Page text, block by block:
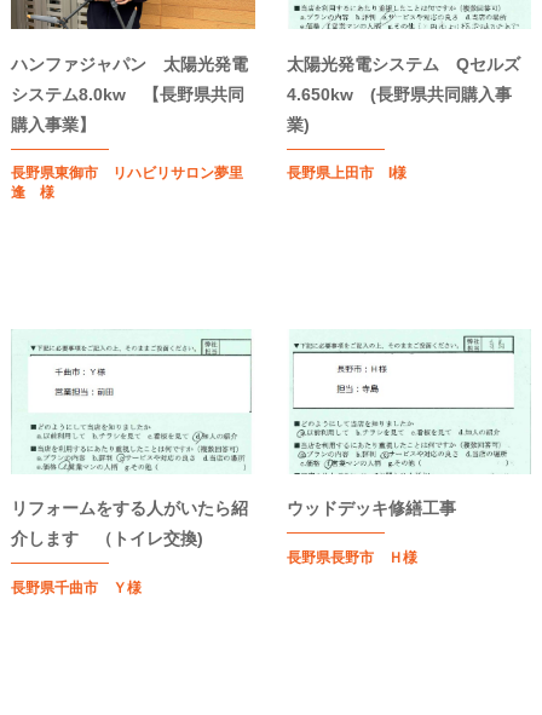
ハンファジャパン 太陽光発電
システム8.0kw 【長野県共同
購入事業】
長野県東御市 リハビリサロン夢里
逢 様
太陽光発電システム Qセルズ
4.650kw (長野県共同購入事
業)
長野県上田市 I様
リフォームをする人がいたら紹
介します （トイレ交換)
長野県千曲市 Ｙ様
ウッドデッキ修繕工事
長野県長野市 Ｈ様